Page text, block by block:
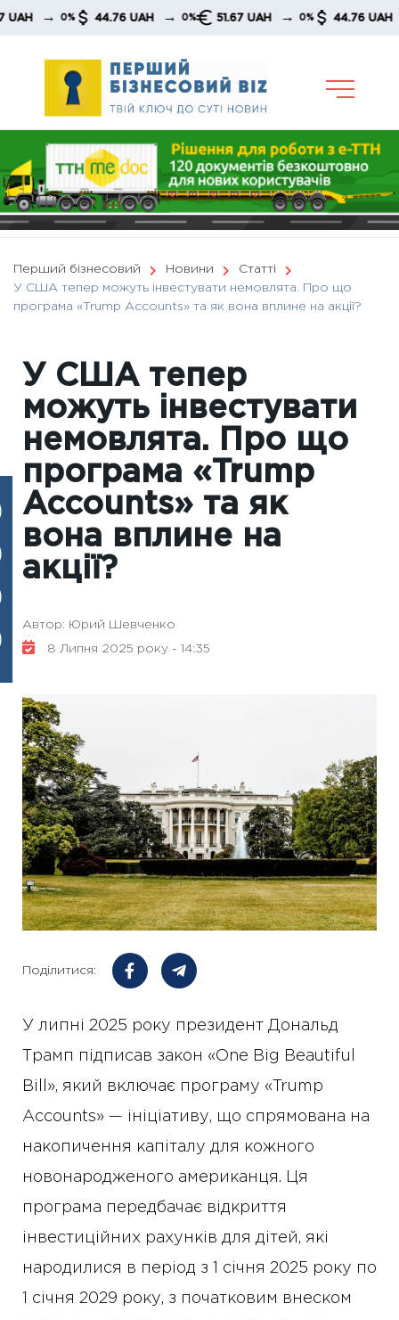
Skip
0% 44.76 UAH → 0% 51.67 UAH → 0% 44.76 UAH → 0%
Перший бізнесовий Новини
Статті
У США тепер можуть інвестувати немовлята. Про що
програма «Trump Accounts» та як вона вплине на акції?
У США тепер
можуть інвестувати
немовлята. Про що
програма «Trump
Accounts» та як
вона вплине на
акції?
Автор: Юрий Шевченко
8 Липня 2025 року - 14:35
Поділитися:
У липні 2025 року президент Дональд
Трамп підписав закон «One Big Beautiful
Bill», який включає програму «Trump
Accounts» — ініціативу, що спрямована на
накопичення капіталу для кожного
новонародженого американця. Ця
програма передбачає відкриття
інвестиційних рахунків для дітей, які
народилися в період з 1 січня 2025 року по
1 січня 2029 року, з початковим внеском